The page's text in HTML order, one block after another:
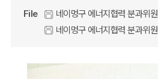
File
네이멍구 에너지협력 분과위
네이멍구 에너지협력 분과위